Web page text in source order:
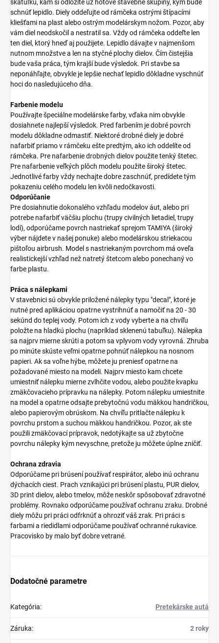
škatuľku, kam si odložíte už hotové stavebné skupiny, kým bude
schnúť lepidlo. Diely oddeľujte od rámčeka ostrými štípacími
kliešťami na plast alebo ostrým modelárskym nožom. Pozor, aby
vám diel neodskočil a nestratil sa. Vždy od rámčeka oddeľte len
ten diel, ktorý hneď aj použijete. Lepidlo dávajte v najmenšom
nutnom množstve a len na styčné plochy dielov. Čím čistejšia
bude vaša práca, tým krajší bude výsledok. Pri stavbe sa
neponáhľajte, obvykle je lepšie nechať lepidlo dôkladne vyschnúť
hoci do nasledujúceho dňa.
Farbenie modelu
Používajte špeciálne modelárske farby, vďaka nim obvykle
dosiahnete najlepší výsledok. Pred farbením je dobré povrch
modelu dôkladne odmastiť. Niektoré drobné diely je dobré
nafarbiť priamo v rámčeku ešte predtým, ako ich oddelíte od
rámčeka. Pre nafarbenie drobných dielov použite tenký štetec.
Pre nafarbenie veľkých plôch modelu použite široký štetec.
Jednotlivé farby vždy nechajte dobre zaschnúť, predídete tým
pokazeniu celého modelu len kvôli nedočkavosti.
Odporúčanie
Pre dosiahnutie dokonalého vzhľadu modelov áut, alebo pri
potrebe nafarbiť väčšiu plochu (trupy civilných lietadiel, trupy
lodí), odporúčame povrch nastriekať sprejom TAMIYA (široký
výber nájdete v našej ponuke) alebo modelárskou striekacou
pištoľou airbrush. Model s nastriekaným povrchom má oveľa
realistickejší vzhľad než natretý štetcom alebo ponechaný vo
farbe plastu.
Práca s nálepkami
V stavebnici sú obvykle priložené nálepky typu "decal", ktoré je
nutné pred aplikáciou opatrne vystrihnúť a namočiť na 20 - 30
sekúnd do teplej vody. Potom ich z vody vyberte a na chvíľu
položte na hladkú plochu (napríklad sklenenú tabuľku). Nálepka
sa najprv mierne skrúti a potom sa vplyvom vody vyrovná. Zhruba
po minúte skúste veľmi opatrne pohnúť nálepkou na nosnom
papieri. Ak sa voľne hýbe, môžete ju preniesť opatrne na
požadované miesto na modeli. Najprv miesto kam chcete
umiestniť nálepku mierne zvlhčite vodou, alebo použite kvapku
zmäkčovacieho prípravku na nálepky. Potom nálepku umiestnite
na model a opatrne odsajte prebytočnú vodu mäkkou handričkou,
alebo papierovým obrúskom. Na chvíľu pritlačte nálepku k
povrchu prstom a suchou mäkkou handričkou. Pozor, ak ste
použili zmäkčovací prípravok, nedotýkajte sa už zbytočne
povrchu nálepky kým nevyschne, pretože ju môžete úplne zničiť.
Ochrana zdravia
Odporúčame pri brúsení používať respirátor, alebo inú ochranu
dýchacích ciest. Prach vznikajúci pri brúsení plastu, PUR dielov,
3D print dielov, alebo tmelov, môže neskôr spôsobovať zdravotné
problémy. Rovnako odporúčame používať ochranu zraku. Drobné
diely môžu pri práci odfrknúť a ohroziť váš zrak. Pri práci s
farbami a riedidlami odporúčame používať ochranné rukavice.
Pracovisko by malo byť dobre vetrané.
Dodatočné parametre
Kategória: Pretekárske autá
Záruka: 2 roky